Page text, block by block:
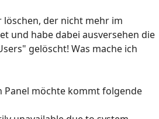
löschen, der nicht mehr im
und habe dabei ausversehen die
gelöscht! Was mache ich
Panel möchte kommt folgende